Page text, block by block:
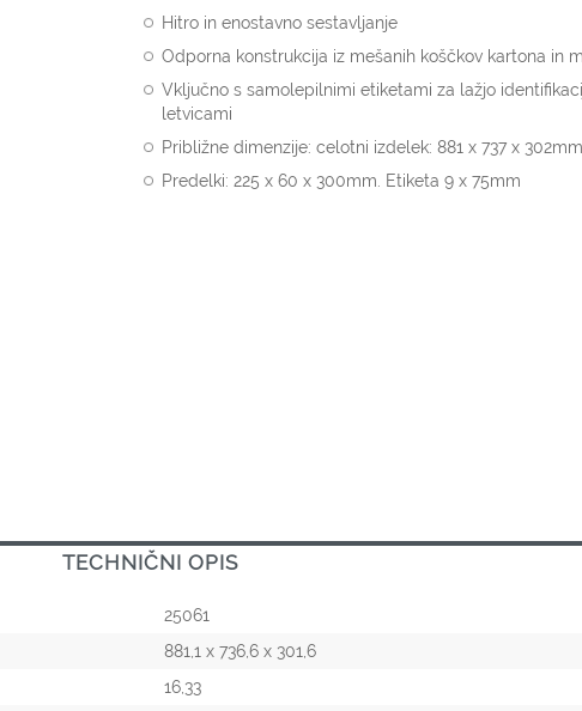
Hitro in enostavno sestavljanje
Odporna konstrukcija iz mešanih koščkov kartona in
Vključno s samolepilnimi etiketami za lažjo
letvicami
Približne dimenzije: celotni izdelek: 881 x 737 x 302mm
Predelki: 225 x 60 x 300mm. Etiketa 9 x 75mm
TECHNIČNI OPIS
25061
881,1 x 736,6 x 301,6
16,33